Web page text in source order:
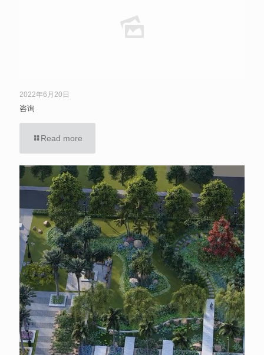
2022年6月20日
咨询
Read more